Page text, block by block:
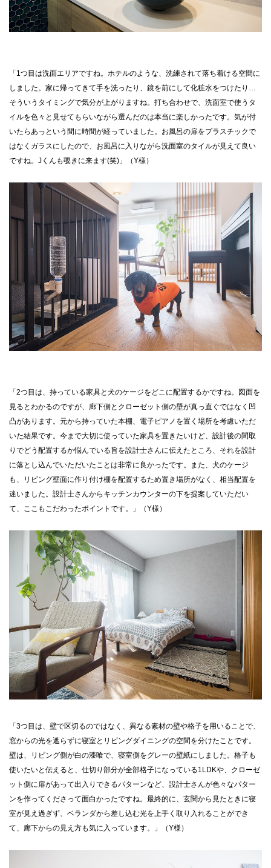
「1つ目は洗面エリアですね。ホテルのような、洗練されて落ち着ける空間に
しました。家に帰ってきて手を洗ったり、鏡を前にして化粧水をつけたり…
そういうタイミングで気分が上がりますね。打ち合わせで、洗面室で使うタ
イルを色々と見せてもらいながら選んだのは本当に楽しかったです。気が付
いたらあっという間に時間が経っていました。お風呂の扉をプラスチックで
はなくガラスにしたので、お風呂に入りながら洗面室のタイルが見えて良い
ですね。Jくんも覗きに来ます(笑)」（Y様）
「2つ目は、持っている家具と犬のケージをどこに配置するかですね。図面を
見るとわかるのですが、廊下側とクローゼット側の壁が真っ直ぐではなく凹
凸があります。元から持っていた本棚、電子ピアノを置く場所を考慮いただ
いた結果です。今まで大切に使っていた家具を置きたいけど、設計後の間取
りでどう配置するか悩んでいる旨を設計士さんに伝えたところ、それを設計
に落とし込んでいただいたことは非常に良かったです。また、犬のケージ
も、リビング壁面に作り付け棚を配置するため置き場所がなく、相当配置を
迷いました。設計士さんからキッチンカウンターの下を提案していただい
て、ここもこだわったポイントです。」（Y様）
「3つ目は、壁で区切るのではなく、異なる素材の壁や格子を用いることで、
窓からの光を遮らずに寝室とリビングダイニングの空間を分けたことです。
壁は、リビング側が白の漆喰で、寝室側をグレーの壁紙にしました。格子も
使いたいと伝えると、仕切り部分が全部格子になっている1LDKや、クローゼ
ット側に扉があって出入りできるパターンなど、設計士さんが色々なパター
ンを作ってくださって面白かったですね。最終的に、玄関から見たときに寝
室が見え過ぎず、ベランダから差し込む光を上手く取り入れることができ
て、廊下からの見え方も気に入っています。」（Y様）